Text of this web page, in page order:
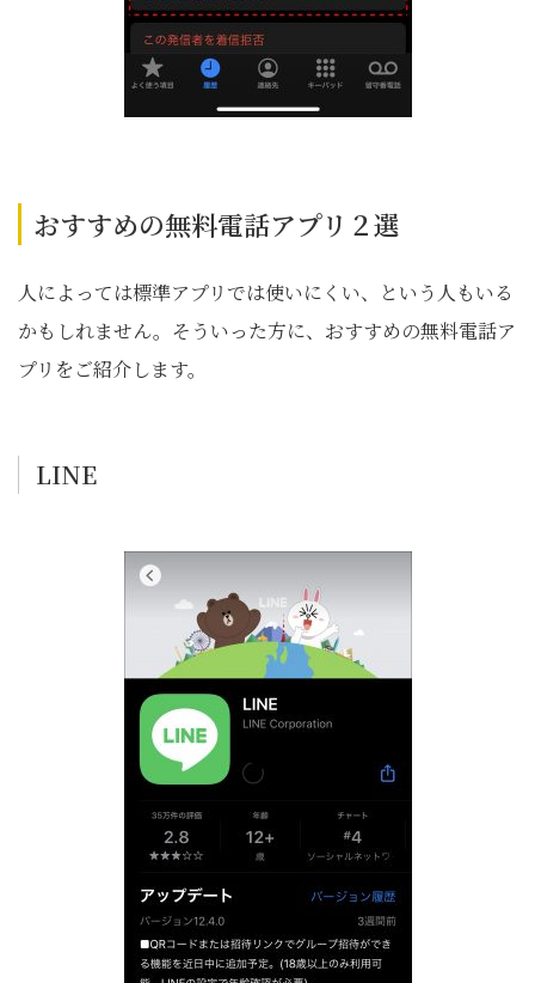
おすすめの無料電話アプリ２選
人によっては標準アプリでは使いにくい、という人もいる
かもしれません。そういった方に、おすすめの無料電話ア
プリをご紹介します。
LINE